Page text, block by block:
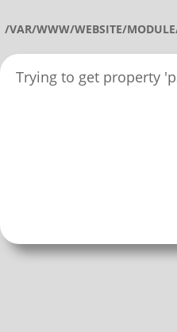
/VAR/WWW/WEBSITE/
Trying to get property